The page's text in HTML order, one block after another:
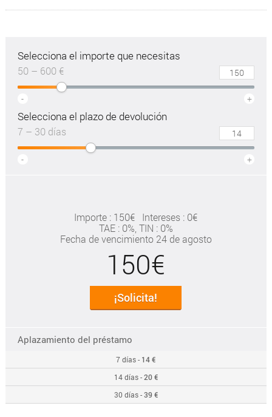
Selecciona el importe que necesitas
50 – 600 €
- +
Selecciona el plazo de devolución
7 – 30 días
- +
Importe : 150€
Intereses : 0€
TAE: 0% , TIN : 0%
Fecha de vencimiento 24 de agosto
150€
¡Solicita!
Aplazamiento del préstamo
7 días - 14 €
14 días -20 €
30 días -39 €